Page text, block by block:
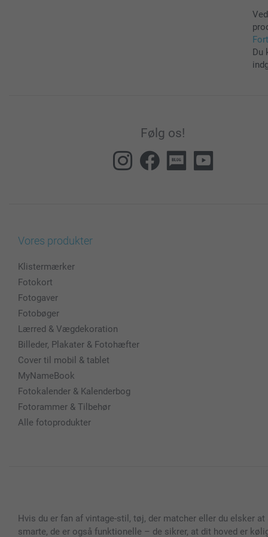
Du
Følg os!
Vores produkter
Klistermærker
Fotokort
Fotogaver
Fotobøger
Lærred & Vægdekoration
Billeder, Plakater & Fotohæfter
Cover til mobil & tablet
MyNameBook
Fotokalender & Kalenderbog
Fotorammer & Tilbehør
Alle fotoprodukter
Hvis du er fan af vintage-stil, tøj, der matcher eller du elsker
smarte, de er også funktionelle – de sikrer, at dit hoved er